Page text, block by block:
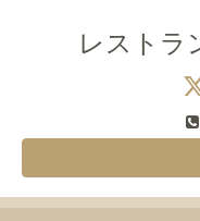
レストラ